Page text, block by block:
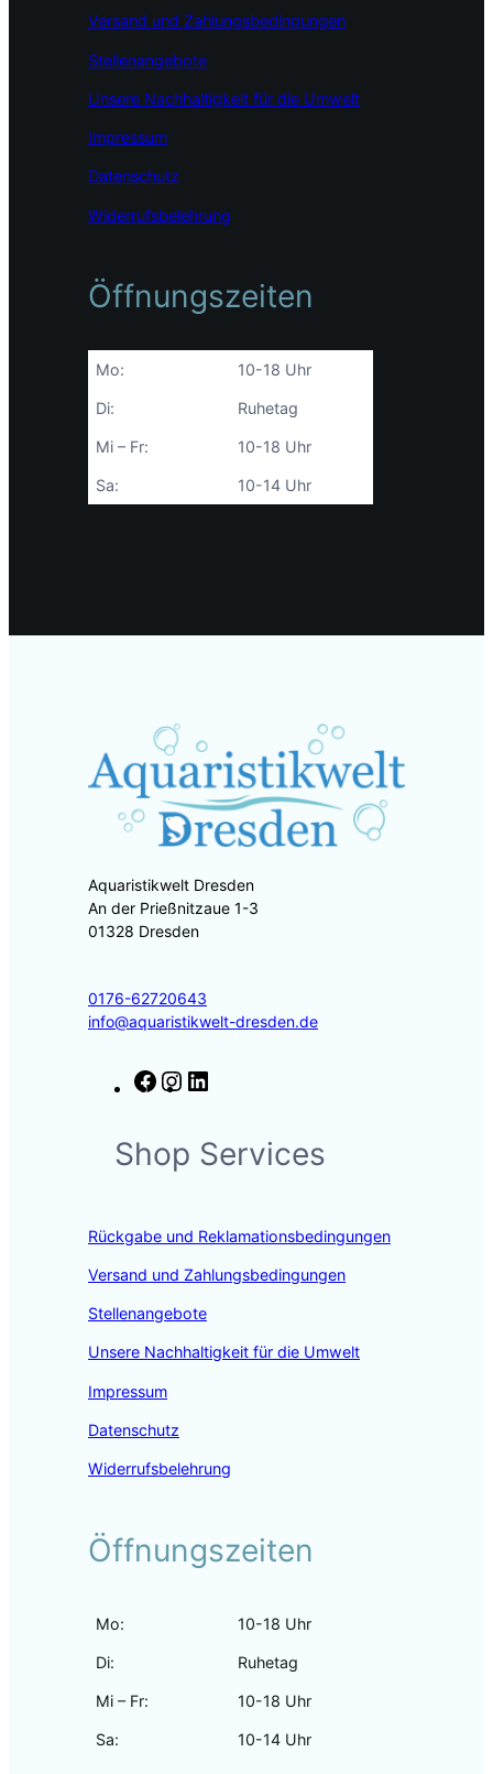
Versand und Zahlungsbedingungen
Stellenangebote
Unsere Nachhaltigkeit für die Umwelt
Impressum
Datenschutz
Widerrufsbelehrung
Öffnungszeiten
Mo: 10-18 Uhr
Di: Ruhetag
Mi – Fr: 10-18 Uhr
Sa: 10-14 Uhr
Aquaristikwelt Dresden
An der Prießnitzaue 1-3
01328 Dresden
0176-62720643
info@aquaristikwelt-dresden.de
F
e
b
k
t
a
a
k
e
n
Shop Services
Rückgabe und Reklamationsbedingungen
Versand und Zahlungsbedingungen
Stellenangebote
Unsere Nachhaltigkeit für die Umwelt
Impressum
Datenschutz
Widerrufsbelehrung
Öffnungszeiten
Mo: 10-18 Uhr
Di: Ruhetag
Mi – Fr: 10-18 Uhr
Sa: 10-14 Uhr